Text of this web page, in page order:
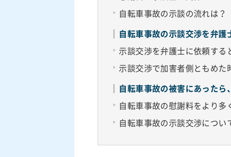
自転車事故の示談の流れは？
自転車事故の示談交渉を弁護
示談交渉を弁護士に依頼する
示談交渉で加害者側ともめた
自転車事故の被害にあったら
自転車事故の慰謝料をより多
自転車事故の示談交渉につい